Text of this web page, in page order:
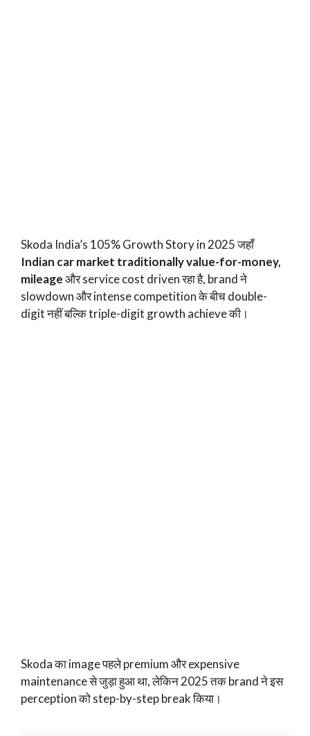
Skoda India’s 105% Growth Story in 2025 जहाँ
Indian car market traditionally value-for-money,
mileageऔर service cost driven रहा है, brand ने
slowdown और intense competition के बीच double-
digit नहीं बल्कि triple-digit growth achieve की।
Skoda का image पहले premium और expensive
maintenance से जुड़ा हुआ था, लेकिन 2025 तक brand ने इस
perception को step-by-step break किया।